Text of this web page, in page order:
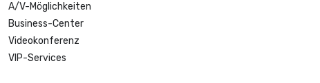
A/V-Möglichkeiten
Business-Center
Videokonferenz
VIP-Services